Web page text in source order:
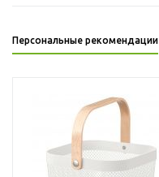
Персональные рекомендации